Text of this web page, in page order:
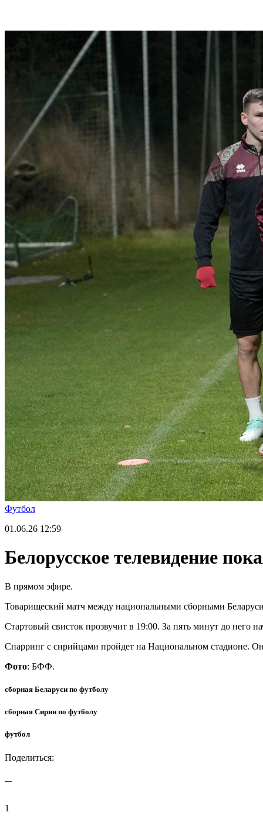
Футбол
01.06.26 12:59
Белорусское телевидение
В прямом эфире.
Товарищеский матч между национальными сборными
Стартовый свисток прозвучит в 19:00. За пять минут до него
Спарринг с сирийцами пройдет на Национальном стадионе.
Фото: БФФ.
сборная Беларуси по футболу
сборная Сирии по футболу
футбол
Поделиться:
1